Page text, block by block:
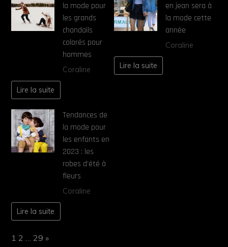
la mode pour
les grands
chandails
colorés pour
hommes
Coraline
Lire la suite
en jean sera à
la mode cette
année
Coraline
Lire la suite
Tendances de
la mode pour
les enfants en
2023 : les
robes d’été à
fleurs
Coraline
Lire la suite
Page:
1 2 29 Next
»